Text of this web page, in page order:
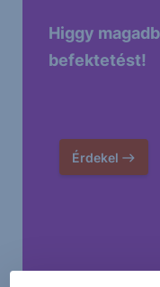
Higgy
befektetést!
Érdekel